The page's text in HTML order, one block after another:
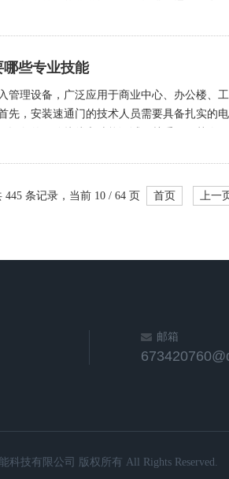
到如今的智能化道闸，不仅提升了通行效率
些专业技能
管理设备，广泛应用于商业中心、办公楼、
先，安装速通门的技术人员需要具备扎实的
设备的正确接线和功能调试至关重要。其次
445 条记录，当前 10 / 64 页 首页 上一
邮箱
科技有限公司 版权所有 All Rights Reserved.